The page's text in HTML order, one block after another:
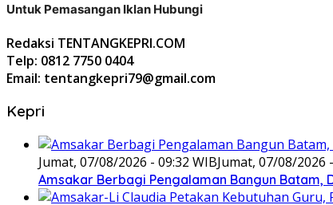
Untuk Pemasangan Iklan Hubungi
Redaksi TENTANGKEPRI.COM
Telp: 0812 7750 0404
Email: tentangkepri79@gmail.com
Kepri
Jumat, 07/08/2026 - 09:32 WIBJumat, 07/08/2026
Amsakar Berbagi Pengalaman Bangun Batam,